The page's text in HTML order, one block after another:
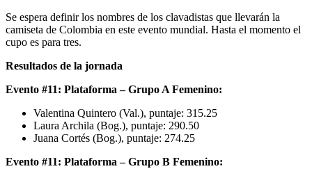
Se espera definir los nombres de los clavadistas que llevarán la
camiseta de Colombia en este evento mundial. Hasta el momento el
cupo es para tres.
Resultados de la jornada
Evento #11: Plataforma – Grupo A Femenino:
Valentina Quintero (Val.), puntaje: 315.25
Laura Archila (Bog.), puntaje: 290.50
Juana Cortés (Bog.), puntaje: 274.25
Evento #11: Plataforma – Grupo B Femenino: